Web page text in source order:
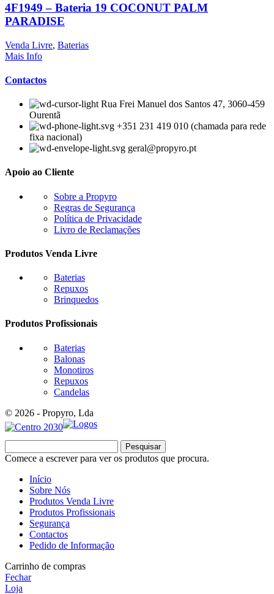
4F1949 – Bateria 19 COCONUT PALM
PARADISE
Venda Livre, Baterias
Mais Info
Contactos
Rua Frei Manuel dos Santos 47, 3060-459
Ourentã​
+351 231 419 010 (chamada para rede
fixa nacional)
geral@propyro.pt
Apoio ao Cliente
Sobre a Propyro
Regras de Segurança
Política de Privacidade
Livro de Reclamações
Produtos Venda Livre
Baterias
Repuxos
Brinquedos
Produtos Profissionais
Baterias
Balonas
Monotiros
Repuxos
Candelas
© 2026 - Propyro, Lda
Pesquisar
Comece a escrever para ver os produtos que procura.
Início
Sobre Nós
Produtos Venda Livre
Produtos Profissionais
Segurança
Contactos
Pedido de Informação
Carrinho de compras
Fechar
Loja